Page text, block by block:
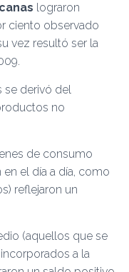
lograron
ciento observado
vez resultó ser la
se derivó del
no
de consumo
el día a día, como
reflejaron un
(aquellos que se
a la